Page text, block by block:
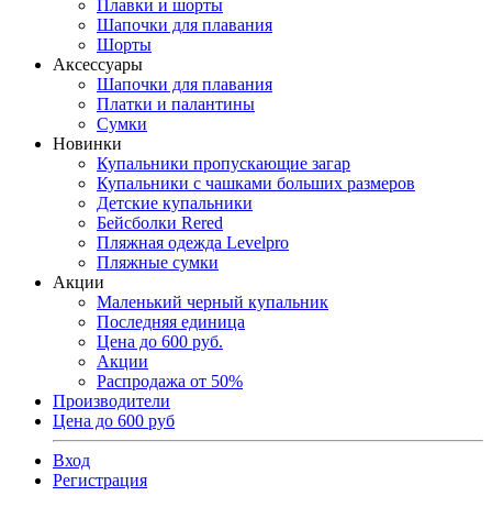
Плавки и шорты
Шапочки для плавания
Шорты
Аксессуары
Шапочки для плавания
Платки и палантины
Сумки
Новинки
Купальники пропускающие загар
Купальники с чашками больших размеров
Детские купальники
Бейсболки Rered
Пляжная одежда Levelpro
Пляжные сумки
Акции
Маленький черный купальник
Последняя единица
Цена до 600 руб.
Акции
Распродажа от 50%
Производители
Цена до 600 руб
Вход
Регистрация